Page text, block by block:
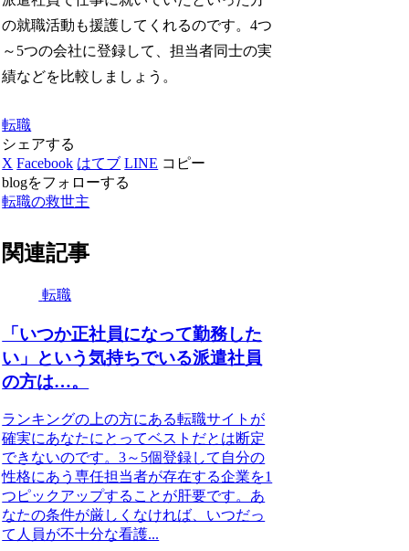
の就職活動も援護してくれるのです。4つ
～5つの会社に登録して、担当者同士の実
績などを比較しましょう。
転職
シェアする
X Facebook はてブ LINE コピー
blogをフォローする
転職の救世主
関連記事
転職
「いつか正社員になって勤務した
い」という気持ちでいる派遣社員
の方は…。
ランキングの上の方にある転職サイトが
確実にあなたにとってベストだとは断定
できないのです。3～5個登録して自分の
性格にあう専任担当者が存在する企業を1
つピックアップすることが肝要です。あ
なたの条件が厳しくなければ、いつだっ
て人員が不十分な看護...